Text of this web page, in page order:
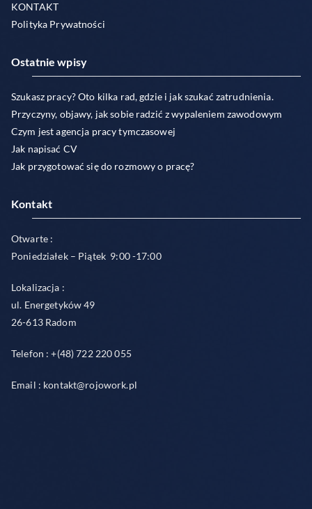
KONTAKT
Polityka Prywatności
Ostatnie wpisy
Szukasz pracy? Oto kilka rad, gdzie i jak szukać zatrudnienia.
Przyczyny, objawy, jak sobie radzić z wypaleniem zawodowym
Czym jest agencja pracy tymczasowej
Jak napisać CV
Jak przygotować się do rozmowy o pracę?
Kontakt
Otwarte :
Poniedziałek – Piątek 9:00 -17:00
Lokalizacja :
ul. Energetyków 49
26-613 Radom
Telefon : +(48) 722 220 055
Email : kontakt@rojowork.pl